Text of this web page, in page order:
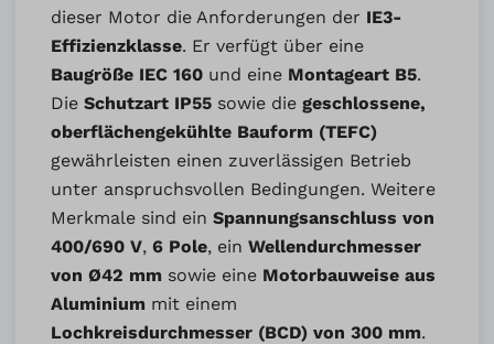
dieser Motor die Anforderungen der IE3-
Effizienzklasse. Er verfügt über eine
Baugröße IEC 160 und eine Montageart B5.
Die Schutzart IP55 sowie die geschlossene,
oberflächengekühlte Bauform (TEFC)
gewährleisten einen zuverlässigen Betrieb
unter anspruchsvollen Bedingungen. Weitere
Merkmale sind ein Spannungsanschluss von
400/690 V, 6 Pole, ein Wellendurchmesser
von Ø42 mm sowie eine Motorbauweise aus
Aluminium mit einem
Lochkreisdurchmesser (BCD) von 300 mm.